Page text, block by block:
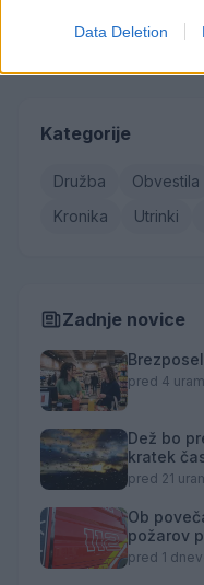
Data Deletion
Od srede bo v
vzpostavljena
Kategorije
Družba Obvestila
Kronika
Utrinki
Zadnje novice
pred 4
Dež bo
kratek
pred 21
Ob
požarov
pred 1